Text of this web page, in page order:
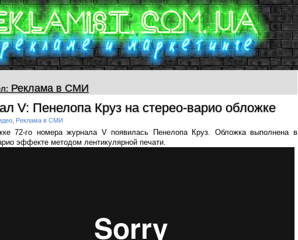
Реклама в СМИ
V: Пенелопа Круз на стерео-варио обложке
Реклама в СМИ
72-го номера журнала V появилась Пенелопа Круз. Обложка выполнена в
эффекте методом лентикулярной печати.